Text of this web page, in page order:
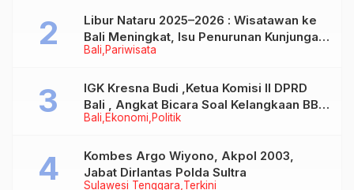
Bali Pariwisata
Libur Nataru 2025–2026 : Wisatawan ke
Bali Meningkat, Isu Penurunan Kunjungan
Tidak Benar
Bali Ekonomi Politik
IGK Kresna Budi ,Ketua Komisi II DPRD
Bali , Angkat Bicara Soal Kelangkaan BBM
Bersubsidi Jenis Solar
Sulawesi Tenggara Terkini
Kombes Argo Wiyono, Akpol 2003,
Jabat Dirlantas Polda Sultra